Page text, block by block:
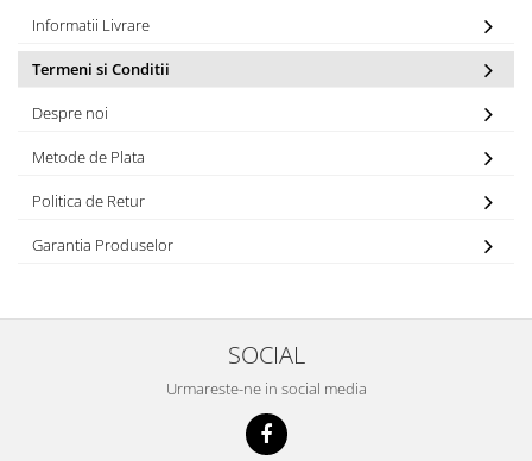
Informatii Livrare
Termeni si Conditii
Despre noi
Metode de Plata
Politica de Retur
Garantia Produselor
SOCIAL
Urmareste-ne in social media